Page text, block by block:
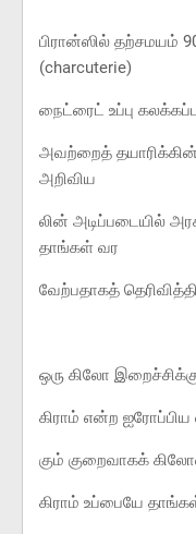
பிரான்ஸில் தற்சமயம்
(charcuterie)
நைட்ரைட் உப்பு
அவற்றைத்
அறிவிய
லின் அடிப்படையில்
தாங்கள் வர
வேற்பதாகத்
ஒரு கிலோ
கிராம் என்ற
கும் குறைவாகக்
கிராம் உப்பையே